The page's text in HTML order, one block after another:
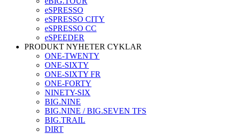
eSPRESSO
eSPRESSO CITY
eSPRESSO CC
eSPEEDER
PRODUKT NYHETER CYKLAR
ONE-TWENTY
ONE-SIXTY
ONE-SIXTY FR
ONE-FORTY
NINETY-SIX
BIG.NINE
BIG.NINE / BIG.SEVEN TFS
BIG.TRAIL
DIRT